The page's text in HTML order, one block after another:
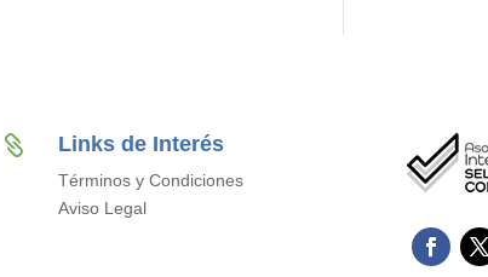
 Links de Interés
Términos y Condiciones
Aviso Legal